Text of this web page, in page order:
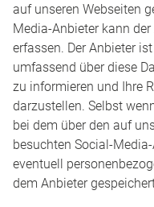
auf unseren Webseiten
Media-Anbieter kann
erfassen. Der Anbieter
umfassend über diese
zu informieren und Ihre
darzustellen. Selbst
bei dem über den auf
besuchten Social-
eventuell
dem Anbieter